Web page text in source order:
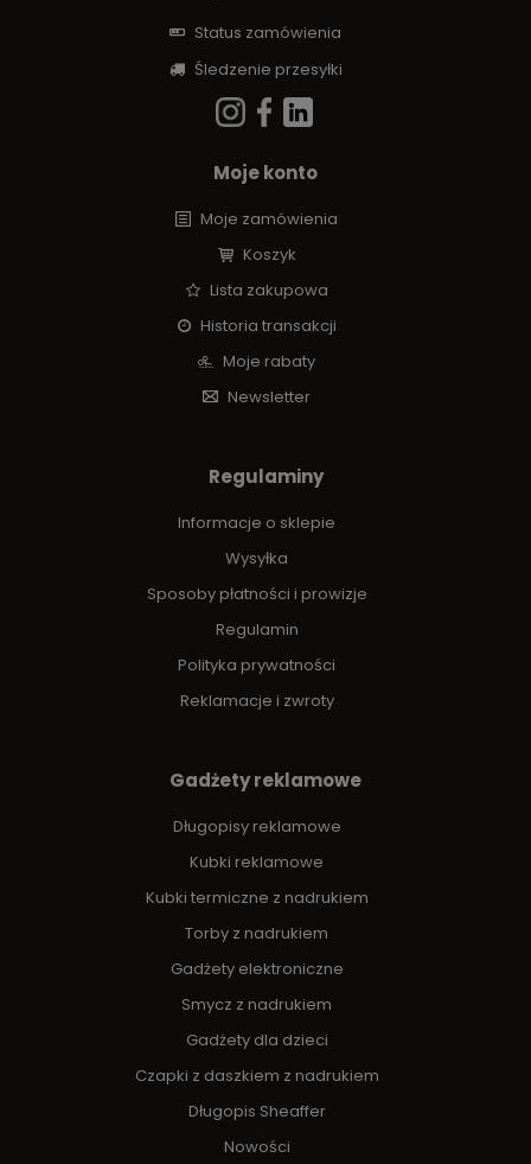
Status zamówienia
Śledzenie przesyłki
Moje konto
Moje zamówienia
Koszyk
Lista zakupowa
Historia transakcji
Moje rabaty
Newsletter
Regulaminy
Informacje o sklepie
Wysyłka
Sposoby płatności i prowizje
Regulamin
Polityka prywatności
Reklamacje i zwroty
Gadżety reklamowe
Długopisy reklamowe
Kubki reklamowe
Kubki termiczne z nadrukiem
Torby z nadrukiem
Gadżety elektroniczne
Smycz z nadrukiem
Gadżety dla dzieci
Czapki z daszkiem z nadrukiem
Długopis Sheaffer
Nowości